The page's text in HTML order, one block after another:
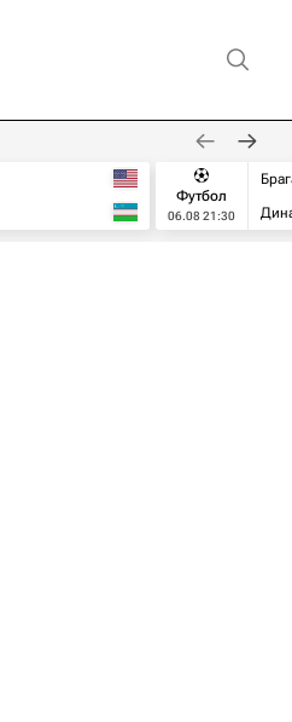
Футбол
06.08 21:30